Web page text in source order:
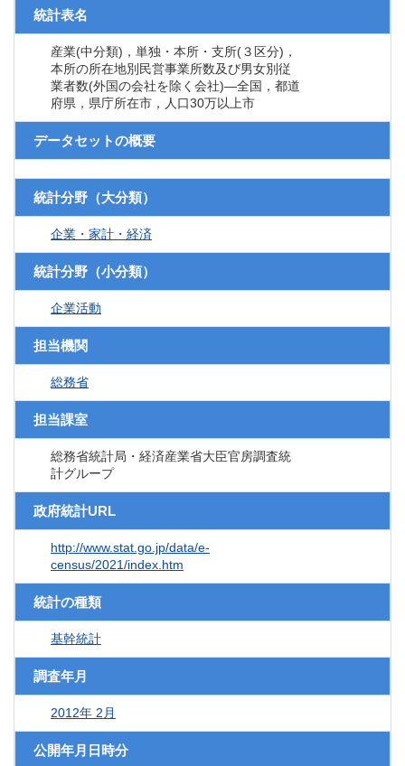
統計表名
産業(中分類)，単独・本所・支所(３区分)，
本所の所在地別民営事業所数及び男女別従
業者数(外国の会社を除く会社)―全国，都道
府県，県庁所在市，人口30万以上市
データセットの概要
統計分野（大分類）
企業・家計・経済
統計分野（小分類）
企業活動
担当機関
総務省
担当課室
総務省統計局・経済産業省大臣官房調査統
計グループ
政府統計URL
http://www.stat.go.jp/data/e-
census/2021/index.htm
統計の種類
基幹統計
調査年月
2012年 2月
公開年月日時分